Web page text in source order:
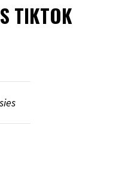
TIKTOK